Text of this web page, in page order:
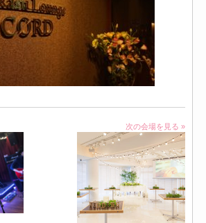
次の会場を見る »